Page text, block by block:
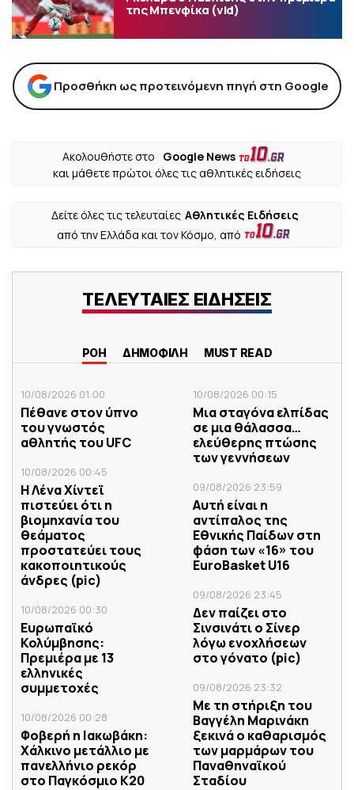
της Μπενφίκα (vid)
Προσθήκη ως προτεινόμενη πηγή στη Google
Ακολουθήστε στο
Google News
και μάθετε πρώτοι όλες τις αθλητικές ειδήσεις
Δείτε όλες τις τελευταίες Αθλητικές Ειδήσεις
από την Ελλάδα και τον Κόσμο, από
ΤΕΛΕΥΤΑΙΕΣ ΕΙΔΗΣΕΙΣ
ΡΟΗ ΔΗΜΟΦΙΛΗ MUST READ
10/08/2026 01:00
Πέθανε στον ύπνο
του γνωστός
αθλητής του UFC
10/08/2026 00:45
Η Λένα Χίντεϊ
πιστεύει ότι η
βιομηχανία του
θεάματος
προστατεύει τους
κακοποιητικούς
άνδρες (pic)
10/08/2026 00:30
Ευρωπαϊκό
Κολύμβησης:
Πρεμιέρα με 13
ελληνικές
συμμετοχές
10/08/2026 00:28
Φοβερή η Ιακωβάκη:
Xάλκινο μετάλλιο με
πανελλήνιο ρεκόρ
στο Παγκόσμιο Κ20
10/08/2026 00:15
Μια σταγόνα ελπίδας
σε μια θάλασσα…
ελεύθερης πτώσης
των γεννήσεων
09/08/2026 23:59
Αυτή είναι η
αντίπαλος της
Εθνικής Παίδων στη
φάση των «16» του
EuroBasket U16
09/08/2026 23:45
Δεν παίζει στο
Σινσινάτι ο Σίνερ
λόγω ενοχλήσεων
στο γόνατο (pic)
09/08/2026 23:32
Με τη στήριξη του
Βαγγέλη Μαρινάκη
ξεκινά ο καθαρισμός
των μαρμάρων του
Παναθηναϊκού
Σταδίου